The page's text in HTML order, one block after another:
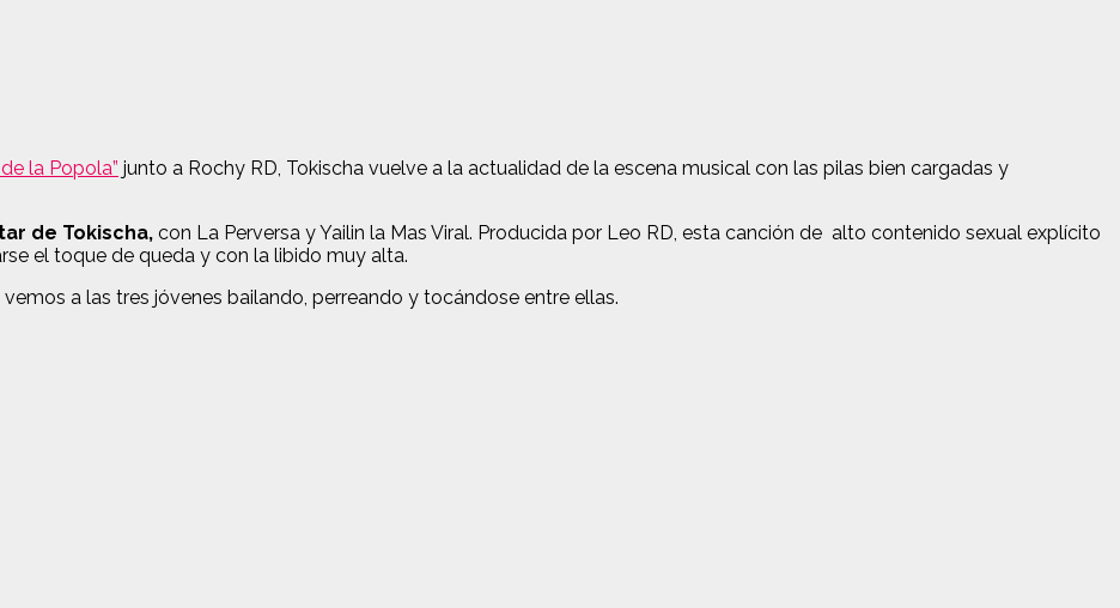
la Popola” junto a Rochy RD, Tokischa vuelve a la actualidad de la escena musical con las pilas bien cargadas y
de Tokischa, con La Perversa y Yailin la Mas Viral. Producida por Leo RD, esta canción de alto contenido sexual explícito
el toque de queda y con la libido muy alta.
a las tres jóvenes bailando, perreando y tocándose entre ellas.